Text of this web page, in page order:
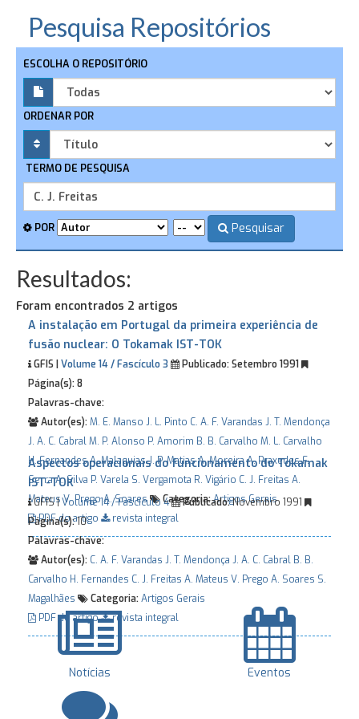
Pesquisa Repositórios
ESCOLHA O REPOSITÓRIO
ORDENAR POR
TERMO DE PESQUISA
POR Pesquisar
Resultados:
Foram encontrados 2 artigos
A instalação em Portugal da primeira experiência de
fusão nuclear: O Tokamak IST-TOK
GFIS | Volume 14 / Fascículo 3 Publicado:Setembro 1991
Página(s):8
Palavras-chave:
Autor(es):M. E. Manso J. L. Pinto C. A. F. Varandas J. T. Mendonça
J. A. C. CabralM. P. Alonso P. Amorim B. B. Carvalho M. L. Carvalho
H. FernandesA. Malaquias J. P. MatiasA. MoreiraA. PraxedesF.
SerraA. Silva P. Varela S. Vergamota R. Vigário C. J. Freitas A.
Mateus V. PregoA. Soares Categoria:Artigos Gerais
PDF do artigo
revista integral
Aspectos operacionais do funcionamento do Tokamak
IST-TOK
GFIS |Volume 14 / Fascículo 4 Publicado:Novembro 1991
Página(s):10
Palavras-chave:
Autor(es): C. A. F. Varandas J. T. Mendonça J. A. C. Cabral B. B.
Carvalho H. Fernandes C. J. Freitas A. Mateus V. Prego A. Soares S.
Magalhães
Categoria:Artigos Gerais
PDF do artigo
revista integral
Notícias Eventos